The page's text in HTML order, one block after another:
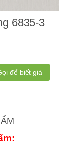
6835-3
để biết giá